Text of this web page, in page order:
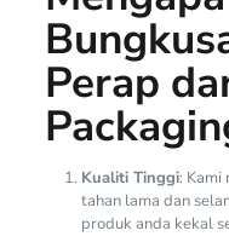
Perap
Kualiti Tinggi: Kami
tahan lama dan
produk anda kekal